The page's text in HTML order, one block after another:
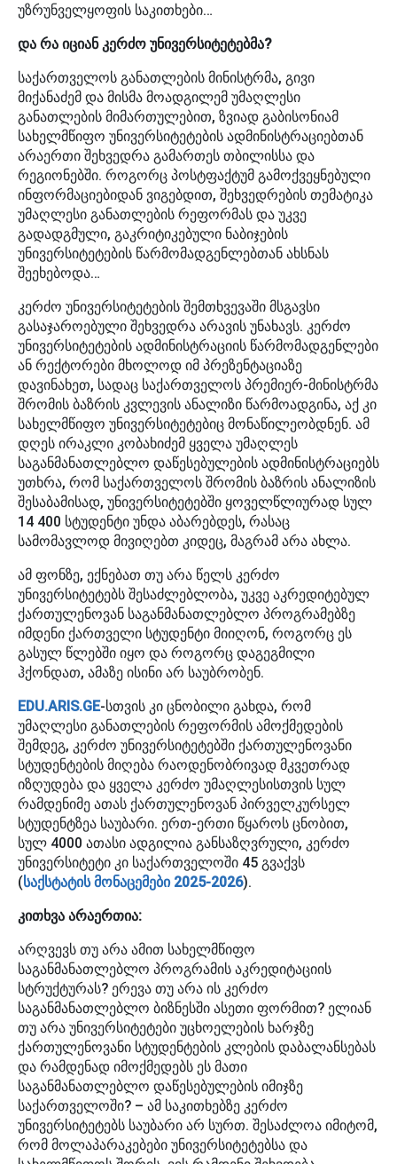
უზრუნველყოფის საკითხები…
და რა იციან კერძო უნივერსიტეტებმა?
საქართველოს განათლების მინისტრმა, გივი
მიქანაძემ და მისმა მოადგილემ უმაღლესი
განათლების მიმართულებით, ზვიად გაბისონიამ
სახელმწიფო უნივერსიტეტების ადმინისტრაციებთან
არაერთი შეხვედრა გამართეს თბილისსა და
რეგიონებში. როგორც პოსტფაქტუმ გამოქვეყნებული
ინფორმაციებიდან ვიგებდით, შეხვედრების თემატიკა
უმაღლესი განათლების რეფორმას და უკვე
გადადგმული, გაკრიტიკებული ნაბიჯების
უნივერსიტეტების წარმომადგენლებთან ახსნას
შეეხებოდა…
კერძო უნივერსიტეტების შემთხვევაში მსგავსი
გასაჯაროებული შეხვედრა არავის უნახავს. კერძო
უნივერსიტეტების ადმინისტრაციის წარმომადგენლები
ან რექტორები მხოლოდ იმ პრეზენტაციაზე
დავინახეთ, სადაც საქართველოს პრემიერ-მინისტრმა
შრომის ბაზრის კვლევის ანალიზი წარმოადგინა, აქ კი
სახელმწიფო უნივერსიტეტებიც მონაწილეობდნენ. ამ
დღეს ირაკლი კობახიძემ ყველა უმაღლეს
საგანმანათლებლო დაწესებულების ადმინისტრაციებს
უთხრა, რომ საქართველოს შრომის ბაზრის ანალიზის
შესაბამისად, უნივერსიტეტებში ყოველწლიურად სულ
14 400 სტუდენტი უნდა აბარებდეს, რასაც
სამომავლოდ მივიღებთ კიდეც, მაგრამ არა ახლა.
ამ ფონზე, ექნებათ თუ არა წელს კერძო
უნივერსიტეტებს შესაძლებლობა, უკვე აკრედიტებულ
ქართულენოვან საგანმანათლებლო პროგრამებზე
იმდენი ქართველი სტუდენტი მიიღონ, როგორც ეს
გასულ წლებში იყო და როგორც დაგეგმილი
ჰქონდათ, ამაზე ისინი არ საუბრობენ.
EDU.ARIS.GE-სთვის კი ცნობილი გახდა, რომ
უმაღლესი განათლების რეფორმის ამოქმედების
შემდეგ, კერძო უნივერსიტეტებში ქართულენოვანი
სტუდენტების მიღება რაოდენობრივად მკვეთრად
იზღუდება და ყველა კერძო უმაღლესისთვის სულ
რამდენიმე ათას ქართულენოვან პირველკურსელ
სტუდენტზეა საუბარი. ერთ-ერთი წყაროს ცნობით,
სულ 4000 ათასი ადგილია განსაზღვრული, კერძო
უნივერსიტეტი კი საქართველოში 45 გვაქვს
(საქსტატის მონაცემები 2025-2026).
კითხვა არაერთია:
არღვევს თუ არა ამით სახელმწიფო
საგანმანათლებლო პროგრამის აკრედიტაციის
სტრუქტურას? ერევა თუ არა ის კერძო
საგანმანათლებლო ბიზნესში ასეთი ფორმით? ელიან
თუ არა უნივერსიტეტები უცხოელების ხარჯზე
ქართულენოვანი სტუდენტების კლების დაბალანსებას
და რამდენად იმოქმედებს ეს მათი
საგანმანათლებლო დაწესებულების იმიჯზე
საქართველოში? – ამ საკითხებზე კერძო
უნივერსიტეტებს საუბარი არ სურთ. შესაძლოა იმიტომ,
რომ მოლაპარაკებები უნივერსიტეტებსა და